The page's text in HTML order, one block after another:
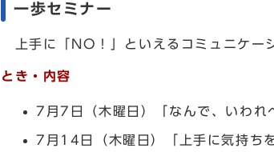
一歩セミナー
上手に「NO！」といえるコミュニケー
とき・内容
7月7日（木曜日）「なんで、いわれ
7月14日（木曜日）「上手に気持ち